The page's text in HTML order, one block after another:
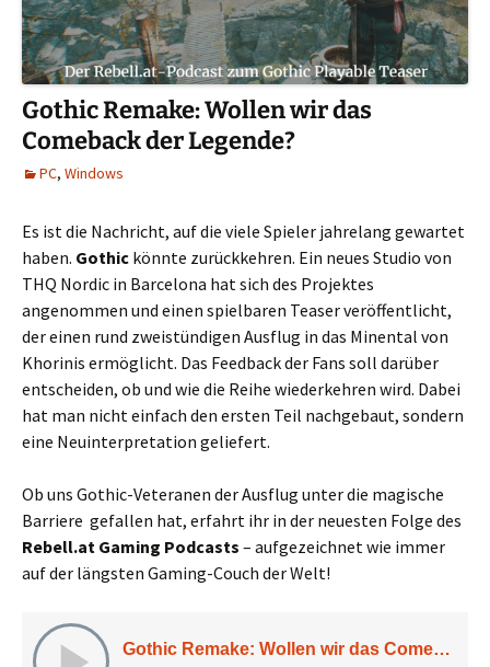
Gothic Remake: Wollen wir das
Comeback der Legende?
PC, Windows
Es ist die Nachricht, auf die viele Spieler jahrelang gewartet
haben. Gothic könnte zurückkehren. Ein neues Studio von
THQ Nordic in Barcelona hat sich des Projektes
angenommen und einen spielbaren Teaser veröffentlicht,
der einen rund zweistündigen Ausflug in das Minental von
Khorinis ermöglicht. Das Feedback der Fans soll darüber
entscheiden, ob und wie die Reihe wiederkehren wird. Dabei
hat man nicht einfach den ersten Teil nachgebaut, sondern
eine Neuinterpretation geliefert.
Ob uns Gothic-Veteranen der Ausflug unter die magische
Barriere gefallen hat, erfahrt ihr in der neuesten Folge des
Rebell.at Gaming Podcasts – aufgezeichnet wie immer
auf der längsten Gaming-Couch der Welt!